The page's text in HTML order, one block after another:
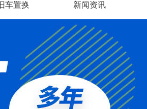
旧车置换 新闻资讯